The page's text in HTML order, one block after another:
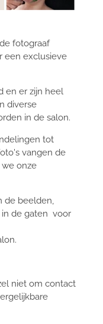
fotograaf
een exclusieve
en er zijn heel
diverse
in de salon.
tot
vangen de
onze
de beelden,
in de gaten voor
niet om contact